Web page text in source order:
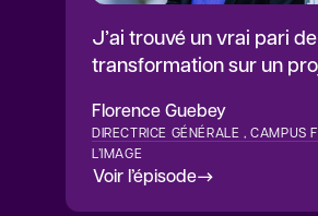
J’ai trouvé un vrai pari de
transformation sur un
FlorenceGuebey
DIRECTRICE GÉNÉRALE , CAMPUS
L’IMAGE
Voir l’épisode